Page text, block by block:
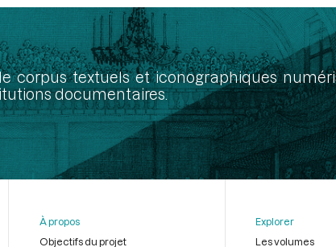
corpus textuels et iconographiques
documentaires.
À propos
Objectifs du projet
Explorer
Les volumes